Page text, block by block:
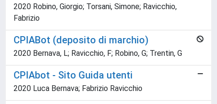
2020 Robino, Giorgio; Torsani, Simone; Ravicchio,
Fabrizio
CPIABot (deposito di marchio)
2020 Bernava, L; Ravicchio, F; Robino, G; Trentin, G
CPIAbot - Sito Guida utenti
2020 Luca Bernava; Fabrizio Ravicchio